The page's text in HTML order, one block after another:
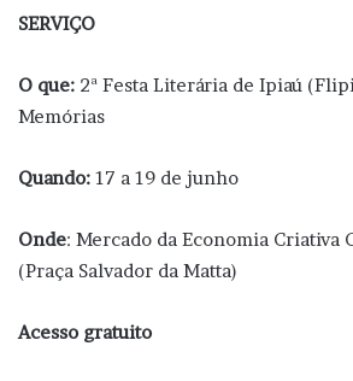
SERVIÇO
O que: 2ª Festa Literária de Ipiaú
Memórias
Quando: 17 a 19 de junho
Onde: Mercado da Economia Criativa
(Praça Salvador da Matta)
Acesso gratuito